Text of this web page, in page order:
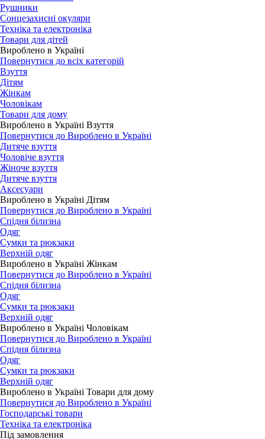
Рушники
Сонцезахисні окуляри
Техніка та електроніка
Товари для дітей
Вироблено в Україні
Повернутися до всіх категорій
Взуття
Дітям
Жінкам
Чоловікам
Товари для дому
Вироблено в Україні Взуття
Повернутися до Вироблено в Україні
Дитяче взуття
Чоловіче взуття
Жіноче взуття
Дитяче взуття
Аксесуари
Вироблено в Україні Дітям
Повернутися до Вироблено в Україні
Спідня білизна
Одяг
Сумки та рюкзаки
Верхній одяг
Вироблено в Україні Жінкам
Повернутися до Вироблено в Україні
Спідня білизна
Одяг
Сумки та рюкзаки
Верхній одяг
Вироблено в Україні Чоловікам
Повернутися до Вироблено в Україні
Спідня білизна
Одяг
Сумки та рюкзаки
Верхній одяг
Вироблено в Україні Товари для дому
Повернутися до Вироблено в Україні
Господарські товари
Техніка та електроніка
Під замовлення